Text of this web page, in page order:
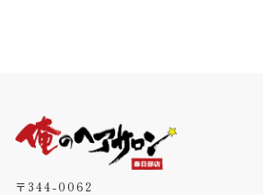
〒344-0062